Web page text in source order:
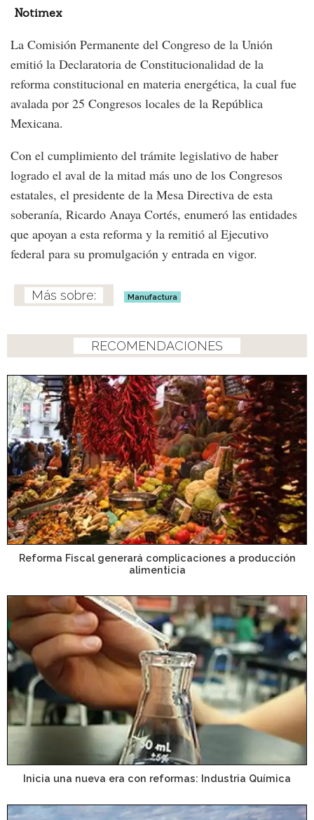
Notimex
La Comisión Permanente del Congreso de la Unión
emitió la Declaratoria de Constitucionalidad de la
reforma constitucional en materia energética, la cual fue
avalada por 25 Congresos locales de la República
Mexicana.
Con el cumplimiento del trámite legislativo de haber
logrado el aval de la mitad más uno de los Congresos
estatales, el presidente de la Mesa Directiva de esta
soberanía, Ricardo Anaya Cortés, enumeró las entidades
que apoyan a esta reforma y la remitió al Ejecutivo
federal para su promulgación y entrada en vigor.
Manufactura
RECOMENDACIONES
Reforma Fiscal generará complicaciones a producción
alimenticia
Inicia una nueva era con reformas: Industria Química